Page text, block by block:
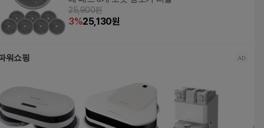
25,900원
3%25,130원
워쇼핑